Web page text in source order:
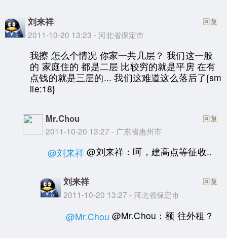
刘来祥
2011-10-20 13:23 - 河北省保定市
回复
我擦 怎么个情况 你家一共几层？ 我们这一般
的 家庭住的 都是二层 比较穷的就是平房 在有
点钱的就是三层的... 我们这难道这么落后了{sm
ile:18}
Mr.Chou
2011-10-20 13:27 - 广东省惠州市
回复
@刘来祥 @刘来祥：呵，建高点等征收..
刘来祥
2011-10-20 13:27 - 河北省保定市
回复
@Mr.Chou @Mr.Chou：额 往外租？